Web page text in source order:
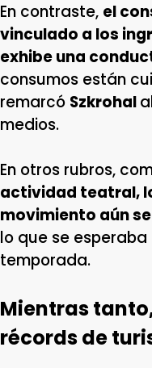
En contraste, el
vinculado a los
exhibe una
consumos están
remarcó Szkrohal
medios.
En otros rubros,
actividad teatral,
movimiento aún
lo que se
temporada.
Mientras
récords de